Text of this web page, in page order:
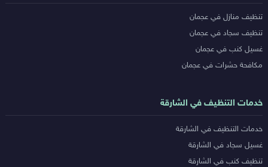
تنظيف منازل في عجمان
تنظيف سجاد في عجمان
غسيل كنب في عجمان
مكافحة حشرات في عجمان
خدمات التنظيف في الشارقة
خدمات التنظيف في الشارقة
غسيل سجاد في الشارقة
تنظيف كنب في الشارقة